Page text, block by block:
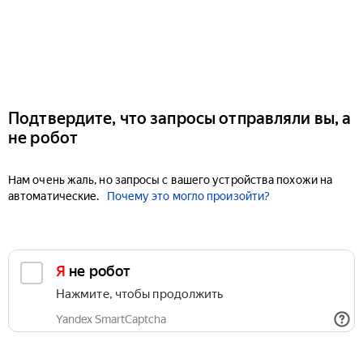
Подтвердите, что запросы отправляли вы, а
не робот
Нам очень жаль, но запросы с вашего устройства похожи на
автоматические.
Почему это могло произойти?
Я не робот
Нажмите, чтобы продолжить
Yandex SmartCaptcha